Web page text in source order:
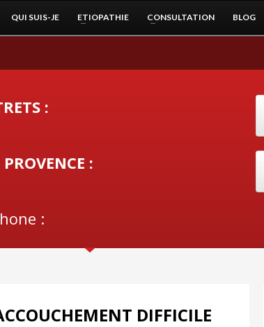
QUI SUIS-JE ETIOPATHIE CONSULTATION BLOG
:
:
:
DIFFICILE